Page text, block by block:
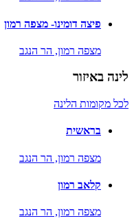
פיצה דומינו- מצפה רמון
מצפה רמון, הר הנגב
לינה באיזור
לכל מקומות הלינה
בראשית
מצפה רמון, הר הנגב
קלאב רמון
מצפה רמון, הר הנגב